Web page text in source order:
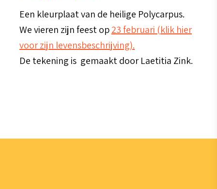
Een kleurplaat van de heilige Polycarpus.
We vieren zijn feest op23 februari (klik hier
voor zijn levensbeschrijving).
De tekening is gemaakt door Laetitia Zink.